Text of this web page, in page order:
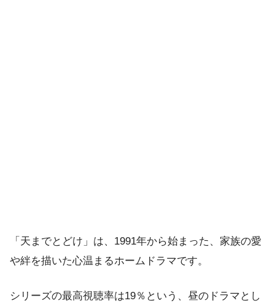
「天までとどけ」は、1991年から始まった、家族の愛
や絆を描いた心温まるホームドラマです。
シリーズの最高視聴率は19％という、昼のドラマとし